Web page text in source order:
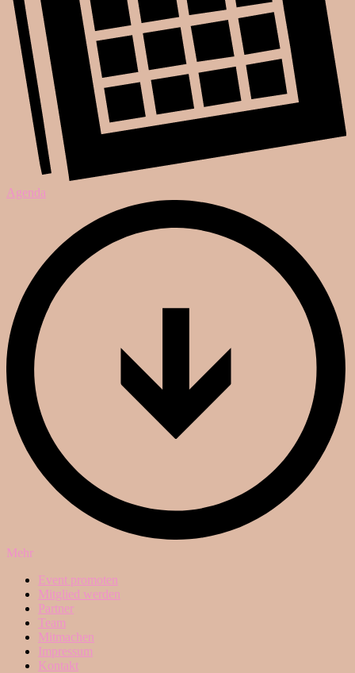
Agenda
Mehr
Event promoten
Mitglied werden
Partner
Team
Mitmachen
Impressum
Kontakt